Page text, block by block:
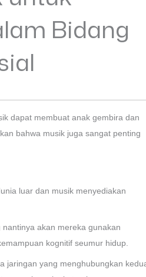
Bidang
dapat membuat anak gembira dan
bahwa musik juga sangat penting
luar dan musik menyediakan
akan mereka gunakan
kognitif seumur hidup.
jaringan yang menghubungkan